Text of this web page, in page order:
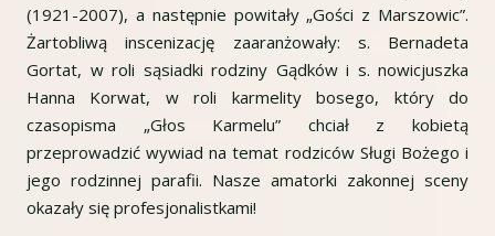
(1921-2007), a następnie powitały „Gości z Marszowic”.
Żartobliwą inscenizację zaaranżowały: s. Bernadeta
Gortat, w roli sąsiadki rodziny Gądków i s. nowicjuszka
Hanna Korwat, w roli karmelity bosego, który do
czasopisma „Głos Karmelu” chciał z kobietą
przeprowadzić wywiad na temat rodziców Sługi Bożego i
jego rodzinnej parafii. Nasze amatorki zakonnej sceny
okazały się profesjonalistkami!